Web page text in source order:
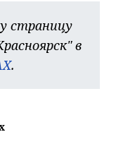
страницу
в
.